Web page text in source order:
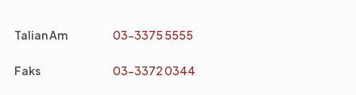
Talian Am 03-3375 5555
Faks 03-3372 0344